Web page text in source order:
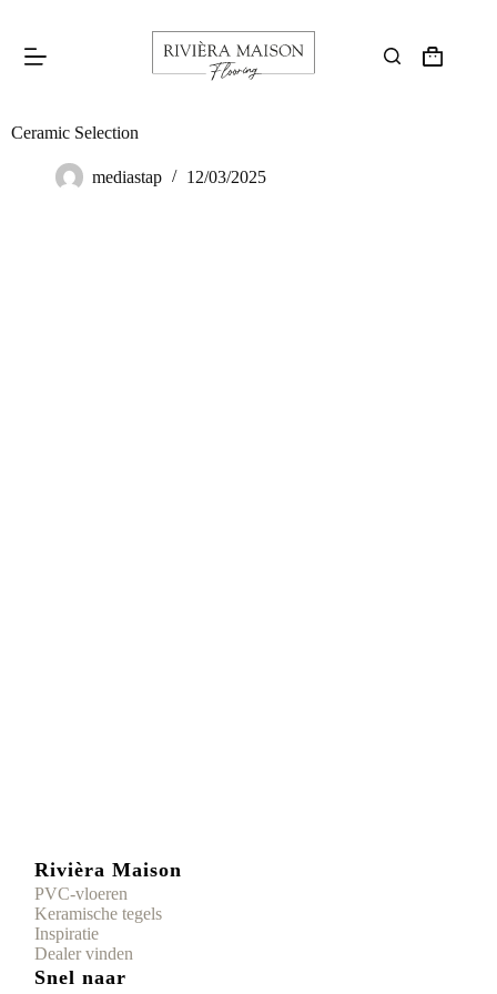
Ceramic Selection
mediastap 12/03/2025
Rivièra Maison
PVC-vloeren
Keramische tegels
Inspiratie
Dealer vinden
Snel naar